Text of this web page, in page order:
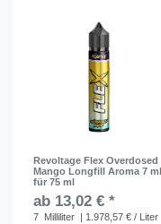
Revoltage Flex Overdosed
Mango Longfill Aroma 7 ml
für 75 ml
ab 13,02 € *
7 Milliliter | 1.978,57 € / Liter